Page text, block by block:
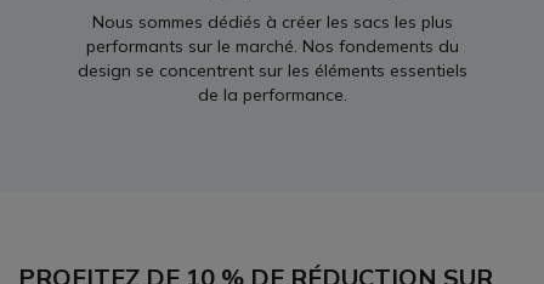
Nous sommes dédiés à créer les sacs les plus
performants sur le marché. Nos fondements du
design se concentrent sur les éléments essentiels
de la performance.
PROFITEZ DE 10 % DE RÉDUCTION SUR